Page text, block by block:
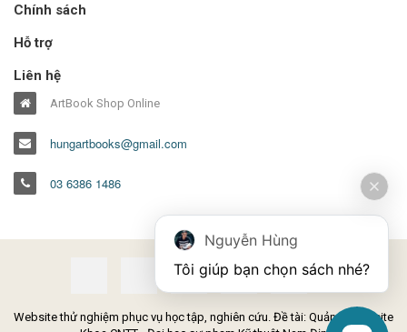
Chính sách
Hỗ trợ
Liên hệ
ArtBook Shop Online
hungartbooks@gmail.com
03 6386 1486
Website thử nghiệm phục vụ học tập, nghiên cứu. Đề tài: Quản lý Website
Nguyễn Hùng
Tôi giúp bạn chọn sách nhé?